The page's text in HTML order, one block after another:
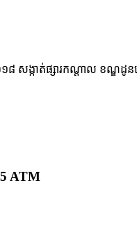
៨ សង្កាត់ផ្សារកណ្ដាល ខណ្ឌដូន
ATM